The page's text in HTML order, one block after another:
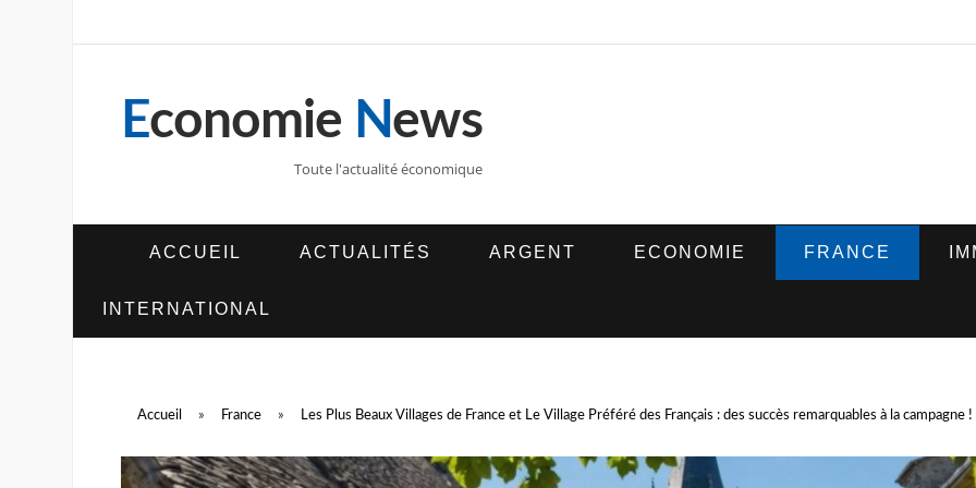
Economie News
Toute l'actualité économique
ACCUEIL ACTUALITÉS ARGENT ECONOMIE FRANCE
INTERNATIONAL
Accueil » France » Les Plus Beaux Villages de France et Le Village Préféré des Français : des succès remarquables à la campagne !